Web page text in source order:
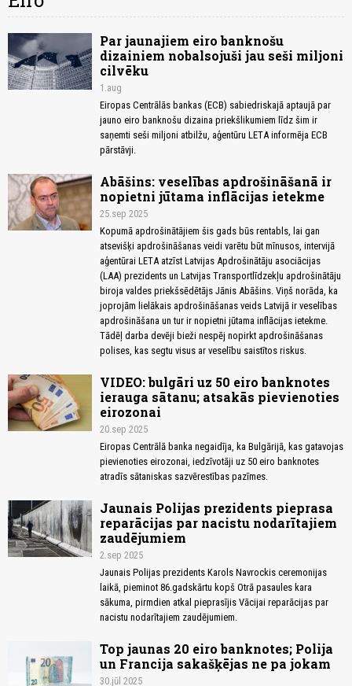
Par jaunajiem eiro banknošu
dizainiem nobalsojuši jau seši miljoni
cilvēku
1.aug
Eiropas Centrālās bankas (ECB) sabiedriskajā aptaujā par
jauno eiro banknošu dizaina priekšlikumiem līdz šim ir
saņemti seši miljoni atbilžu, aģentūru LETA informēja ECB
pārstāvji.
Abāšins: veselības apdrošināšanā ir
nopietni jūtama inflācijas ietekme
25.sep 2025
Kopumā apdrošinātājiem šis gads būs rentabls, lai gan
atsevišķi apdrošināšanas veidi varētu būt mīnusos, intervijā
aģentūrai LETA atzīst Latvijas Apdrošinātāju asociācijas
(LAA) prezidents un Latvijas Transportlīdzekļu apdrošinātāju
biroja valdes priekšsēdētājs Jānis Abāšins. Viņš norāda, ka
joprojām lielākais apdrošināšanas veids Latvijā ir veselības
apdrošināšana un tur ir nopietni jūtama inflācijas ietekme.
Tādēļ darba devēji bieži nespēj nopirkt apdrošināšanas
polises, kas segtu visus ar veselību saistītos riskus.
VIDEO: bulgāri uz 50 eiro banknotes
ierauga sātanu; atsakās pievienoties
eirozonai
20.sep 2025
Eiropas Centrālā banka negaidīja, ka Bulgārijā, kas gatavojas
pievienoties eirozonai, iedzīvotāji uz 50 eiro banknotes
atradīs sātaniskas sazvērestības pazīmes.
Jaunais Polijas prezidents pieprasa
reparācijas par nacistu nodarītajiem
zaudējumiem
2.sep 2025
Jaunais Polijas prezidents Karols Navrockis ceremonijas
laikā, pieminot 86.gadskārtu kopš Otrā pasaules kara
sākuma, pirmdien atkal pieprasījis Vācijai reparācijas par
nacistu nodarītajiem zaudējumiem.
Top jaunas 20 eiro banknotes; Polija
un Francija sakašķējas ne pa jokam
30.jūl 2025